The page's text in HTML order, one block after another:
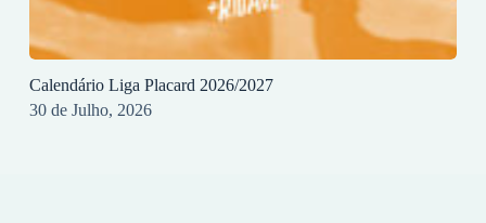
Calendário Liga Placard 2026/2027
30 de Julho, 2026